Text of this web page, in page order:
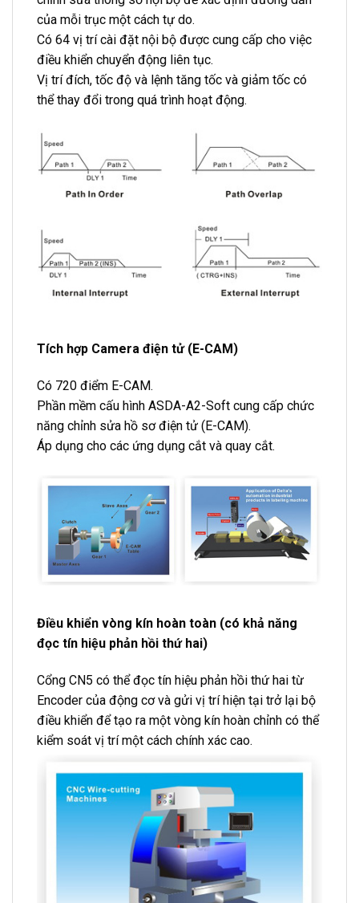
của mỗi trục một cách tự do.
Có 64 vị trí cài đặt nội bộ được cung cấp cho việc
điều khiển chuyển động liên tục.
Vị trí đích, tốc độ và lệnh tăng tốc và giảm tốc có
thể thay đổi trong quá trình hoạt động.
Tích hợp Camera điện tử (E-CAM)
Có 720 điểm E-CAM.
Phần mềm cấu hình ASDA-A2-Soft cung cấp chức
năng chỉnh sửa hồ sơ điện tử (E-CAM).
Áp dụng cho các ứng dụng cắt và quay cắt.
Điều khiển vòng kín hoàn toàn (có khả năng
đọc tín hiệu phản hồi thứ hai)
Cổng CN5 có thể đọc tín hiệu phản hồi thứ hai từ
Encoder của động cơ và gửi vị trí hiện tại trở lại bộ
điều khiển để tạo ra một vòng kín hoàn chỉnh có thể
kiểm soát vị trí một cách chính xác cao.